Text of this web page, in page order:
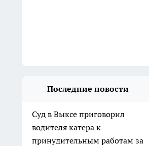
Последние новости
Суд в Выксе приговорил
водителя катера к
принудительным работам за